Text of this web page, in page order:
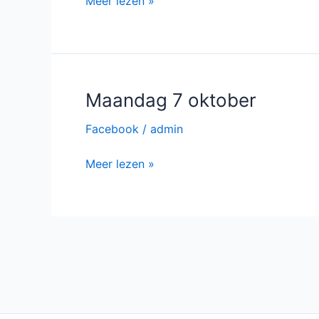
opdrachten
Maandag 7 oktober
Facebook / admin
Maandag
Meer lezen »